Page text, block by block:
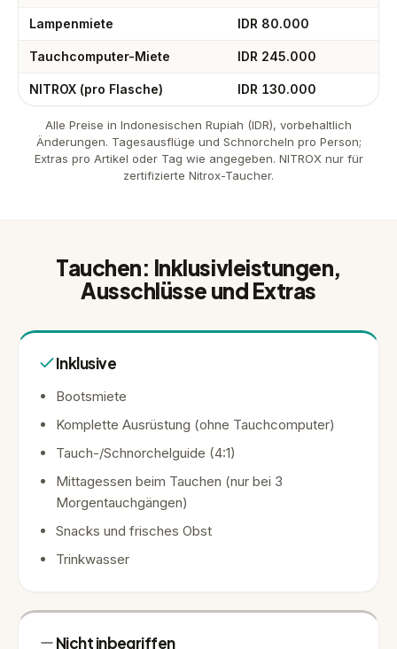
Lampenmiete IDR 80.000
Tauchcomputer-Miete IDR 245.000
NITROX (pro Flasche) IDR 130.000
Alle Preise in Indonesischen Rupiah (IDR), vorbehaltlich
Änderungen. Tagesausflüge und Schnorcheln pro Person;
Extras pro Artikel oder Tag wie angegeben. NITROX nur für
zertifizierte Nitrox-Taucher.
Tauchen: Inklusivleistungen,
Ausschlüsse und Extras
Inklusive
Bootsmiete
Komplette Ausrüstung (ohne Tauchcomputer)
Tauch-/Schnorchelguide (4:1)
Mittagessen beim Tauchen (nur bei 3
Morgentauchgängen)
Snacks und frisches Obst
Trinkwasser
Nicht inbegriffen